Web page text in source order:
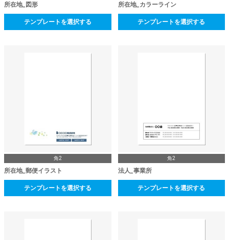
所在地_図形
テンプレートを選択する
所在地_カラーライン
テンプレートを選択する
角2
所在地_郵便イラスト
テンプレートを選択する
角2
法人_事業所
テンプレートを選択する